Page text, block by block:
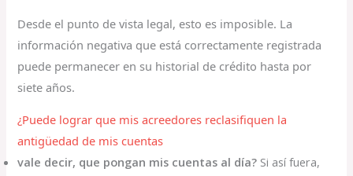
Desde el punto de vista legal, esto es imposible. La
información negativa que está correctamente registrada
puede permanecer en su historial de crédito hasta por
siete años.
¿Puede lograr que mis acreedores reclasifiquen la
antigüedad de mis cuentas
vale decir, que pongan mis cuentas al día? Si así fuera,